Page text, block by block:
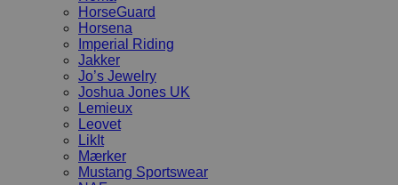
HorseGuard
Horsena
Imperial Riding
Jakker
Jo’s Jewelry
Joshua Jones UK
Lemieux
Leovet
LikIt
Mærker
Mustang Sportswear